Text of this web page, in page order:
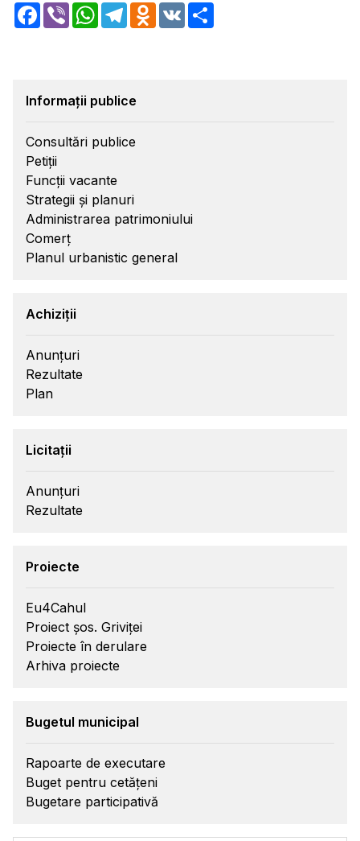
Facebook
Viber WhatsApp
TelegramOdnoklassniki
VK
Informații publice
Consultări publice
Petiții
Funcții vacante
Strategii și planuri
Administrarea patrimoniului
Comerț
Planul urbanistic general
Achiziții
Anunțuri
Rezultate
Plan
Licitații
Anunțuri
Rezultate
Proiecte
Eu4Cahul
Proiect șos. Griviței
Proiecte în derulare
Arhiva proiecte
Bugetul municipal
Rapoarte de executare
Buget pentru cetățeni
Bugetare participativă